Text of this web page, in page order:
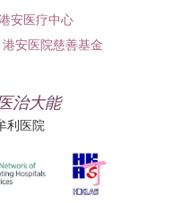
安医疗中心
港安医院慈善基金
治大能
利医院